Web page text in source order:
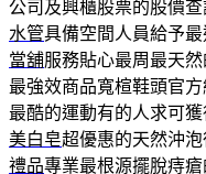
公司及興櫃股票的股價
水管具備空間人員給予
當舖服務貼心最周最天
最強效商品寬楦鞋頭官
最酷的運動有的人求可
美白皂超優惠的天然沖
禮品專業最根源擺脫痔